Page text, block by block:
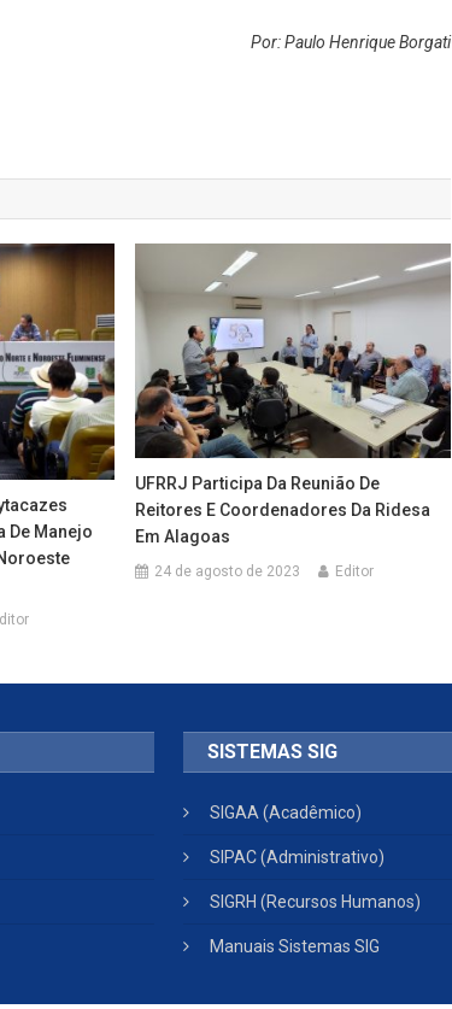
Por: Paulo Henrique Borgati
De Manejo
UFRRJ Participa Da Reunião De
Reitores E Coordenadores Da Ridesa
Em Alagoas
24 de agosto de 2023 Editor
SISTEMAS SIG
SIGAA (Acadêmico)
SIPAC (Administrativo)
SIGRH (Recursos Humanos)
Manuais Sistemas SIG